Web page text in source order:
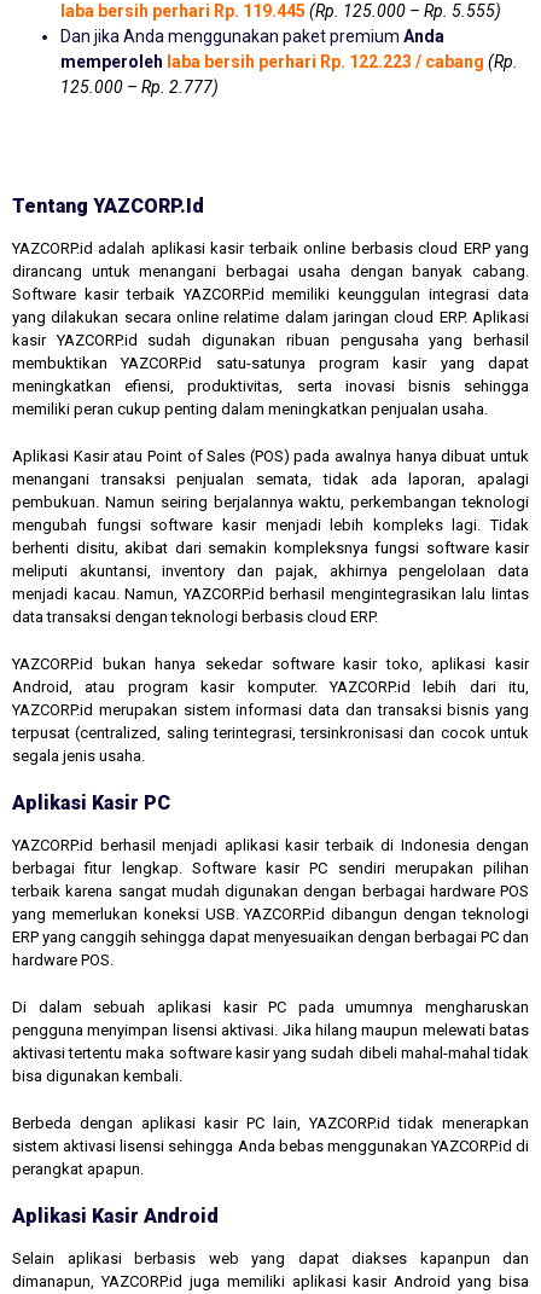
laba bersih perhari Rp. 119.445 (Rp. 125.000 – Rp. 5.555)
Dan jika Anda menggunakan paket premium Anda
memperoleh laba bersih perhari Rp. 122.223 / cabang (Rp.
125.000 – Rp. 2.777)
Tentang YAZCORP.id
YAZCORP.id adalah aplikasi kasir terbaik online berbasis cloud ERP yang
dirancang untuk menangani berbagai usaha dengan banyak cabang.
Software kasir terbaik YAZCORP.id memiliki keunggulan integrasi data
yang dilakukan secara online relatime dalam jaringan cloud ERP. Aplikasi
kasir YAZCORP.id sudah digunakan ribuan pengusaha yang berhasil
membuktikan YAZCORP.id satu-satunya program kasir yang dapat
meningkatkan efiensi, produktivitas, serta inovasi bisnis sehingga
memiliki peran cukup penting dalam meningkatkan penjualan usaha.
Aplikasi Kasir atau Point of Sales (POS) pada awalnya hanya dibuat untuk
menangani transaksi penjualan semata, tidak ada laporan, apalagi
pembukuan. Namun seiring berjalannya waktu, perkembangan teknologi
mengubah fungsi software kasir menjadi lebih kompleks lagi. Tidak
berhenti disitu, akibat dari semakin kompleksnya fungsi software kasir
meliputi akuntansi, inventory dan pajak, akhirnya pengelolaan data
menjadi kacau. Namun, YAZCORP.id berhasil mengintegrasikan lalu lintas
data transaksi dengan teknologi berbasis cloud ERP.
YAZCORP.id bukan hanya sekedar software kasir toko, aplikasi kasir
Android, atau program kasir komputer. YAZCORP.id lebih dari itu,
YAZCORP.id merupakan sistem informasi data dan transaksi bisnis yang
terpusat (centralized, saling terintegrasi, tersinkronisasi dan cocok untuk
segala jenis usaha.
Aplikasi Kasir PC
YAZCORP.id berhasil menjadi aplikasi kasir terbaik di Indonesia dengan
berbagai fitur lengkap. Software kasir PC sendiri merupakan pilihan
terbaik karena sangat mudah digunakan dengan berbagai hardware POS
yang memerlukan koneksi USB. YAZCORP.id dibangun dengan teknologi
ERP yang canggih sehingga dapat menyesuaikan dengan berbagai PC dan
hardware POS.
Di dalam sebuah aplikasi kasir PC pada umumnya mengharuskan
pengguna menyimpan lisensi aktivasi. Jika hilang maupun melewati batas
aktivasi tertentu maka software kasir yang sudah dibeli mahal-mahal tidak
bisa digunakan kembali.
Berbeda dengan aplikasi kasir PC lain, YAZCORP.id tidak menerapkan
sistem aktivasi lisensi sehingga Anda bebas menggunakan YAZCORP.id di
perangkat apapun.
Aplikasi Kasir Android
Selain aplikasi berbasis web yang dapat diakses kapanpun dan
dimanapun, YAZCORP.id juga memiliki aplikasi kasir Android yang bisa